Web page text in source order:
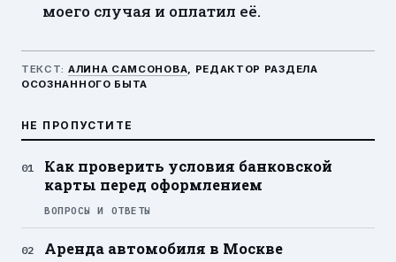
моего случая и оплатил её.
ТЕКСТ: АЛИНА САМСОНОВА, РЕДАКТОР РАЗДЕЛА
ОСОЗНАННОГО БЫТА
НЕ ПРОПУСТИТЕ
Как проверить условия банковской
карты перед оформлением
ВОПРОСЫ И ОТВЕТЫ
Аренда автомобиля в Москве